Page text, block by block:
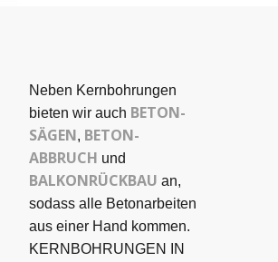
Neben Kernbohrungen
bieten wir auch BETON­
SÄGEN, BETON-
ABBRUCH und
BALKONRÜCKBAU an,
sodass alle Betonarbeiten
aus einer Hand kommen.
KERNBOHRUNGEN IN